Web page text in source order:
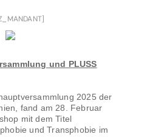
und PLUSS
2025 der
fand am 28. Februar
mit dem Titel
und Transphobie im